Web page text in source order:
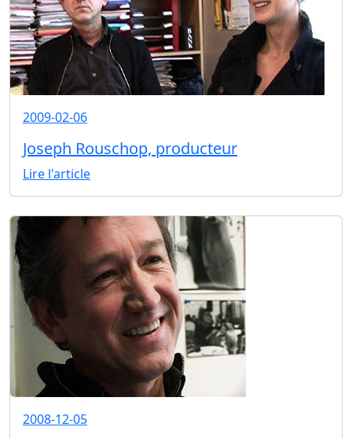
2009-02-06
Joseph Rouschop, producteur
Lire l'article
2008-12-05